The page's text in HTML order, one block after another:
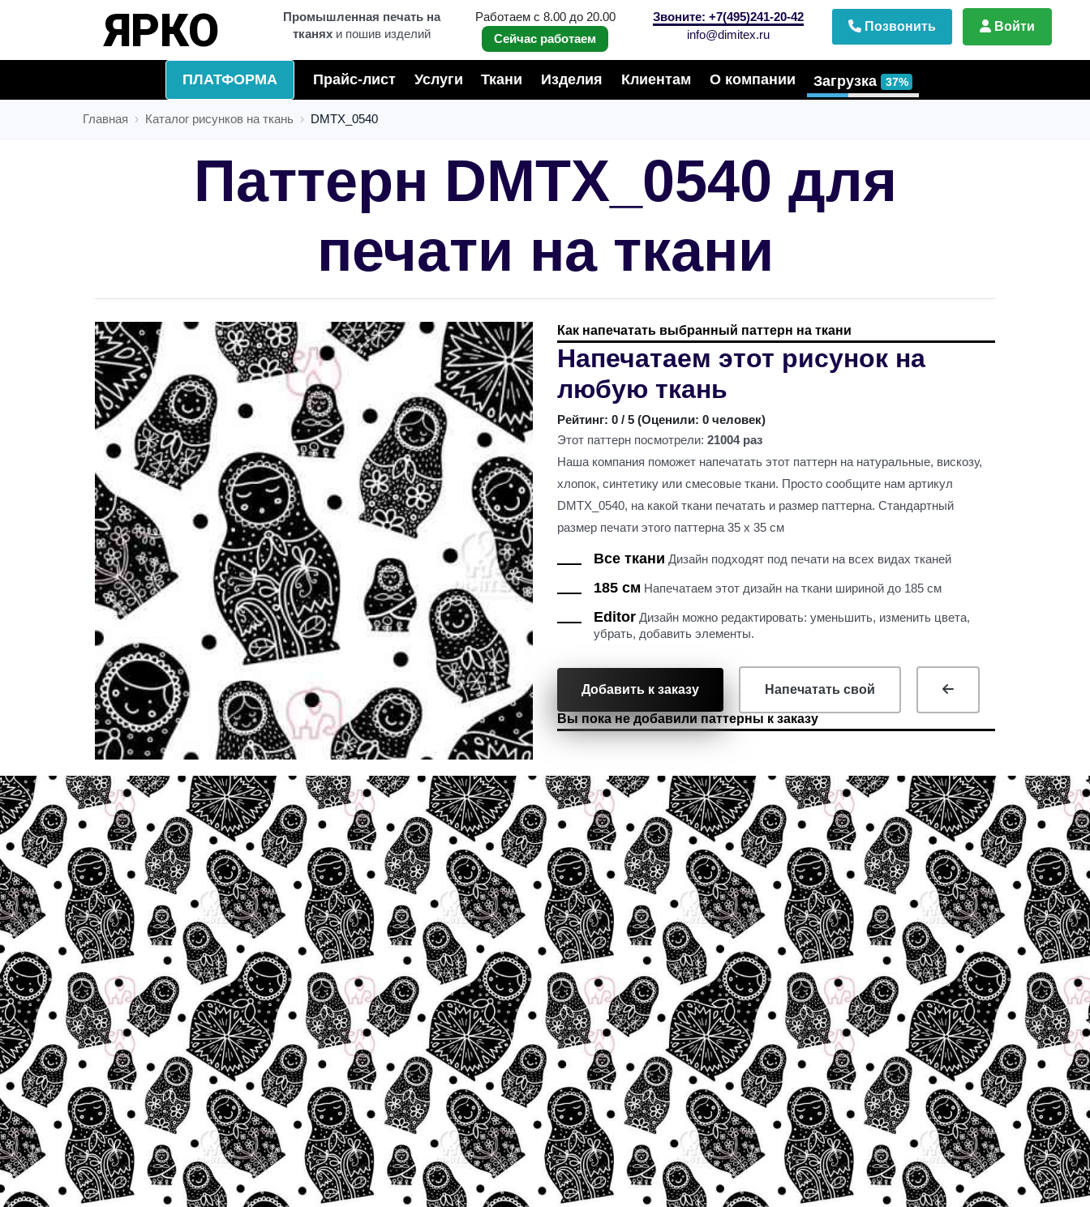
УСЛУГИ
Промышленная печать на
тканях и пошив изделий
Работаем с 8.00 до 20.00
Сейчас работаем
Звоните: +7(495)241-20-42
info@dimitex.ru
Позвонить Войти
ПЛАТФОРМА Прайс-лист Услуги Ткани Изделия Клиентам О компании Загрузка 37%
Главная Каталог рисунков на ткань DMTX_0540
Паттерн DMTX_0540 для
печати на ткани
Как напечатать выбранный паттерн на ткани
Напечатаем этот рисунок на
любую ткань
Рейтинг: 0 / 5 (Оценили: 0 человек)
Этот паттерн посмотрели: 21004 раз
Наша компания поможет напечатать этот паттерн на натуральные, вискозу,
хлопок, синтетику или смесовые ткани. Просто сообщите нам артикул
DMTX_0540, на какой ткани печатать и размер паттерна. Стандартный
размер печати этого паттерна 35 х 35 см
Все ткани Дизайн подходят под печати на всех видах тканей
185 см Напечатаем этот дизайн на ткани шириной до 185 см
Editor Дизайн можно редактировать: уменьшить, изменить цвета,
убрать, добавить элементы.
Добавить к заказу Напечатать свой
Вы пока не добавили паттерны к заказу